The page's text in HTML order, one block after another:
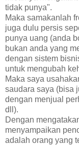
tidak punya".
Maka samakanlah
juga dulu persis
punya uang (anda
bukan anda yang
dengan sistem
untuk mengubah
Maka saya
saudara saya (bisa
dengan menjual
dll).
Dengan
menyampaikan
adalah orang yang